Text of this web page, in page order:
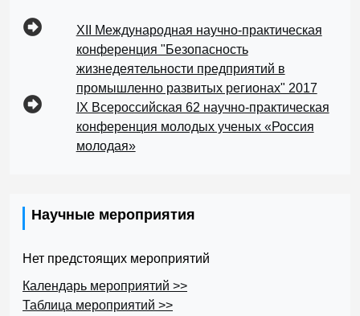
XII Международная научно-практическая
конференция "Безопасность
жизнедеятельности предприятий в
промышленно развитых регионах" 2017
IX Всероссийская 62 научно-практическая
конференция молодых ученых «Россия
молодая»
Научные мероприятия
Нет предстоящих мероприятий
Календарь мероприятий >>
Таблица мероприятий >>